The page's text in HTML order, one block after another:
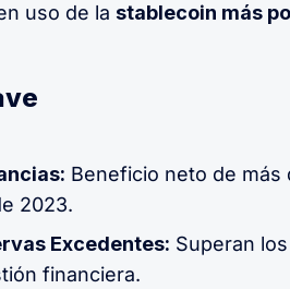
uso de la stablecoin más
Beneficio neto de más
2023.
Excedentes: Superan los
financiera.